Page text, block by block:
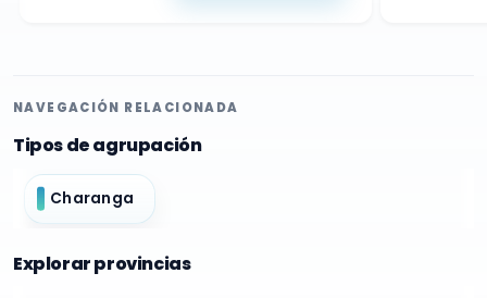
NAVEGACIÓN RELACIONADA
Tipos de agrupación
Charanga
Explorar provincias